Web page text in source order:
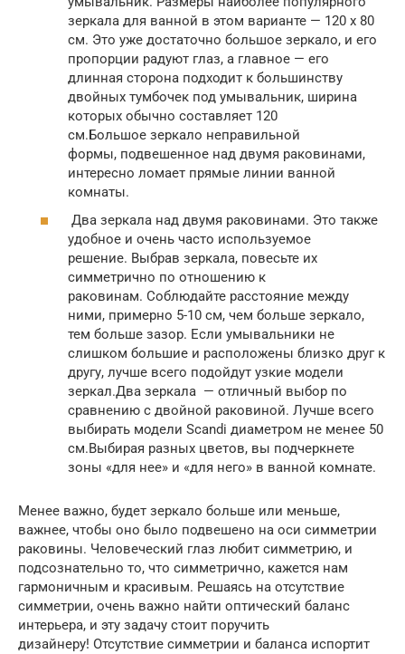
зеркала для ванной в этом варианте — 120 х 80
см. Это уже достаточно большое зеркало, и его
пропорции радуют глаз, а главное — его
длинная сторона подходит к большинству
двойных тумбочек под умывальник, ширина
которых обычно составляет 120
см.Большое зеркало неправильной
формы, подвешенное над двумя раковинами,
интересно ломает прямые линии ванной
комнаты.
Два зеркала над двумя раковинами. Это также
удобное и очень часто используемое
решение. Выбрав зеркала, повесьте их
симметрично по отношению к
раковинам. Соблюдайте расстояние между
ними, примерно 5-10 см, чем больше зеркало,
тем больше зазор. Если умывальники не
слишком большие и расположены близко друг к
другу, лучше всего подойдут узкие модели
зеркал.Два зеркала — отличный выбор по
сравнению с двойной раковиной. Лучше всего
выбирать модели Scandi диаметром не менее 50
см.Выбирая разных цветов, вы подчеркнете
зоны «для нее» и «для него» в ванной комнате.
Менее важно, будет зеркало больше или меньше,
важнее, чтобы оно было подвешено на оси симметрии
раковины. Человеческий глаз любит симметрию, и
подсознательно то, что симметрично, кажется нам
гармоничным и красивым. Решаясь на отсутствие
симметрии, очень важно найти оптический баланс
интерьера, и эту задачу стоит поручить
дизайнеру! Отсутствие симметрии и баланса испортит